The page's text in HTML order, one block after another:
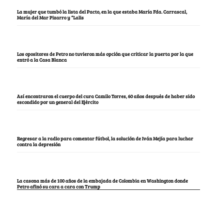
La mujer que tumbó la lista del Pacto, en la que estaba María Fda. Carrascal,
María del Mar Pizarro y “Lalis
Los opositores de Petro no tuvieron más opción que criticar la puerta por la que
entró a la Casa Blanca
Así encontraron el cuerpo del cura Camilo Torres, 60 años después de haber sido
escondido por un general del Ejército
Regresar a la radio para comentar fútbol, la solución de Iván Mejía para luchar
contra la depresión
La casona más de 100 años de la embajada de Colombia en Washington donde
Petro afinó su cara a cara con Trump